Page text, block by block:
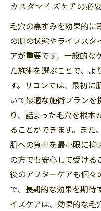
カスタマイズケアの必
毛穴の黒ずみを効果的に
の肌の状態やライフスタ
アが重要です。一般的な
た施術を選ぶことで、よ
す。サロンでは、最初に
いて最適な施術プランを
り、詰まった毛穴を根本
ることができます。また
肌への負担を最小限に抑
の方でも安心して受ける
後のアフターケアも個々
で、長期的な効果を期待
イズケアは、効果的な毛